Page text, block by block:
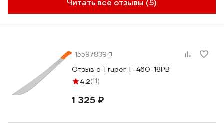
Читать все отзывы (5)
15597839
Отзыв о Truper T-460-18PB
4.2(11)
1 325 ₽